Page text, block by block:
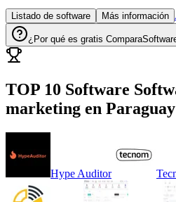
Listado de software Más información
¿Por qué es gratis
TOP 10 Software
marketing en Paraguay
Hype Auditor